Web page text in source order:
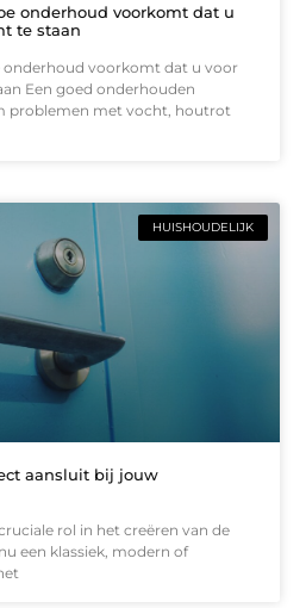
onderhoud voorkomt dat u
te staan
onderhoud voorkomt dat u voor
Een goed onderhouden
problemen met vocht, houtrot
HUISHOUDELIJK
aansluit bij jouw
rol in het creëren van de
een klassiek, modern of